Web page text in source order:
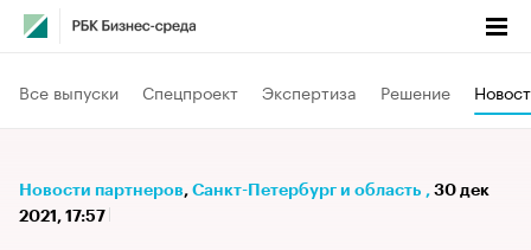
Все выпуски Спецпроект Экспертиза Решение
Новости партнеров⁠, Санкт-Петербург и область , 30 дек
2021, 17:57